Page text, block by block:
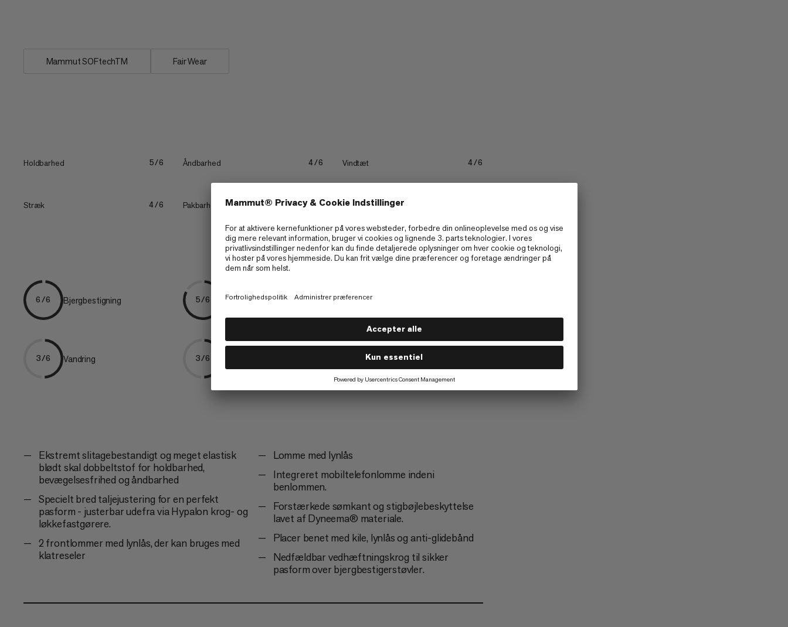
Mammut SOFtechTM Fair Wear
Holdbarhed 5/6 Åndbarhed 4/6 Vindtæt 4/6
Stræk 4/6 Pakbarhed 3/6 Letvægt
6/6 Bjergbestigning 5/6 Skiture 4/6
3/6 Vandring 3/6
Ekstremt slitagebestandigt og meget elastisk
blødt skal dobbeltstof for holdbarhed,
bevægelsesfrihed og åndbarhed
Specielt bred taljejustering for en perfekt
pasform - justerbar udefra via Hypalon krog- og
løkkefastgørere.
2 frontlommer med lynlås, der kan bruges med
klatreseler
Lomme med lynlås
Integreret mobiltelefonlomme indeni
benlommen.
Forstærkede sømkant og stigbøjlebeskyttelse
lavet af Dyneema® materiale.
Placer benet med kile, lynlås og anti-glidebånd
Nedfældbar vedhæftningskrog til sikker
pasform over bjergbestigerstøvler.